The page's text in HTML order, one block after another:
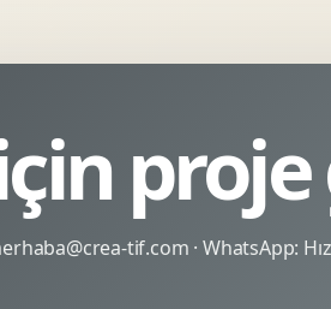
tif.com · WhatsApp: